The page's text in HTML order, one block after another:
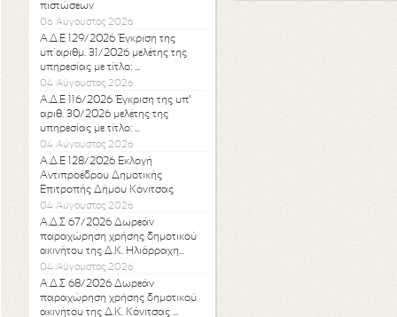
πιστώσεων
06 Αύγουστος 2026
Α.Δ.Ε 129/2026 Έγκριση της
υπ΄αριθμ. 31/2026 μελέτης της
υπηρεσίας με τίτλο: ...
04 Αύγουστος 2026
Α.Δ.Ε 116/2026 Έγκριση της υπ’
αριθ. 30/2026 μελέτης της
υπηρεσίας με τίτλο: ...
04 Αύγουστος 2026
Α.Δ.Ε 128/2026 Εκλογή
Αντιπροέδρου Δημοτικής
Επιτροπής Δήμου Κόνιτσας
04 Αύγουστος 2026
Α.Δ.Σ 67/2026 Δωρεάν
παραχώρηση χρήσης δημοτικού
ακινήτου της Δ.Κ. Ηλιόρραχη...
04 Αύγουστος 2026
Α.Δ.Σ 68/2026 Δωρεάν
παραχώρηση χρήσης δημοτικού
ακινήτου της Δ.Κ. Κόνιτσας ...